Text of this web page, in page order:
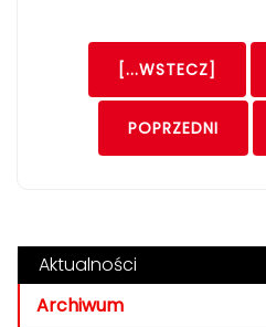
[...WSTECZ]
POPRZEDNI
Aktualności
Archiwum